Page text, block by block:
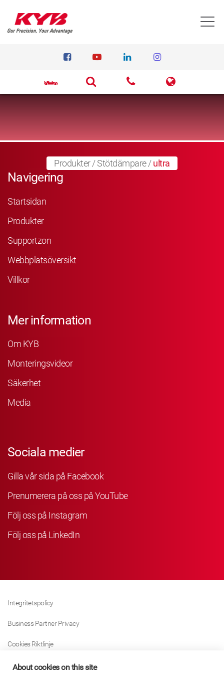
Produkter/Stötdämpare/ultra
Navigering
Startsidan
Produkter
Supportzon
Webbplatsöversikt
Villkor
Mer information
Om KYB
Monteringsvideor
Säkerhet
Media
Sociala medier
Gilla vår sida på Facebook
Prenumerera på oss på YouTube
Följ oss på Instagram
Följ oss på LinkedIn
Integritetspolicy
Business Partner Privacy
Cookies Riktlinje
Modern Slavery Act Policy
About cookies on this site